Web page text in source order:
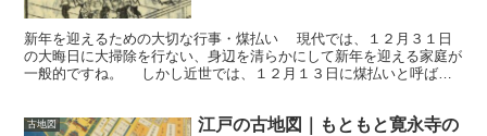
新年を迎えるための大切な行事・煤払い 現代では、１２月３１日
の大晦日に大掃除を行ない、身辺を清らかにして新年を迎える家庭が
一般的ですね。 しかし近世では、１２月１３日に煤払いと呼ばれ
古地図
江戸の古地図｜もともと寛永寺の